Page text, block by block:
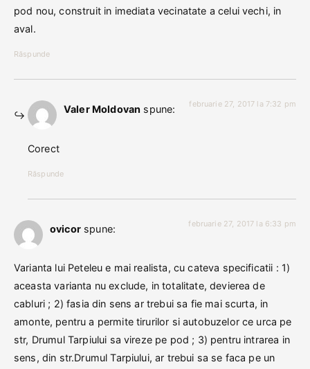
pod nou, construit in imediata vecinatate a celui vechi, in
aval.
Răspunde
Valer Moldovan spune: februarie 27, 2017 la 7:32 pm
Corect
Răspunde
ovicor spune: februarie 27, 2017 la 6:33 pm
Varianta lui Peteleu e mai realista, cu cateva specificatii : 1)
aceasta varianta nu exclude, in totalitate, devierea de
cabluri ; 2) fasia din sens ar trebui sa fie mai scurta, in
amonte, pentru a permite tirurilor si autobuzelor ce urca pe
str, Drumul Tarpiului sa vireze pe pod ; 3) pentru intrarea in
sens, din str.Drumul Tarpiului, ar trebui sa se faca pe un